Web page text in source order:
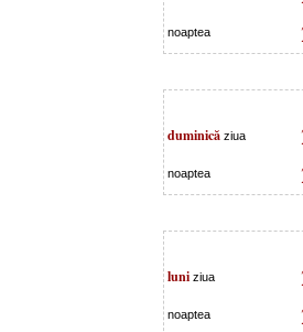
noaptea
duminică ziua
noaptea
luni ziua
noaptea